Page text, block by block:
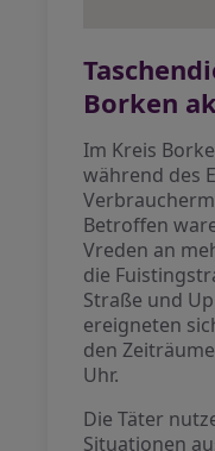
Borken
Im Kreis
während des
Betroffen
Vreden an
die
Straße und
ereigneten
den
Uhr.
Die Täter
Situationen